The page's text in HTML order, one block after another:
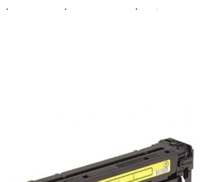
Phaser 6000, Phaser 6010, Workcentre 6015